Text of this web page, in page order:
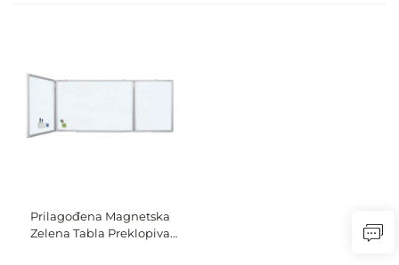
Prilagođena Magnetska
Zelena Tabla Preklopiva